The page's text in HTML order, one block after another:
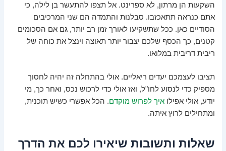
השקעות הן מרתון, לא ספרינט. אל תצפו להתעשר בן לילה, כי
אתם כנראה תתאכזבו. סבלנות והתמדה הם שני המרכיבים
הסודיים כאן. ככל שתשקיעו לאורך זמן רב יותר, גם אם הסכומים
קטנים, כך הכסף שלכם יצבור יותר תאוצה וינצל את כוחה של
ריבית דריבית במלואו.
תציבו לעצמכם יעדים ריאליים. אולי בהתחלה זה יהיה לחסוך
מספיק כדי לנסוע לחו"ל, ואז אולי כדי לרכוש נכס, ואחר כך, מי
יודע, אולי אפילואיך לפרוש מוקדם. הכל אפשרי כשיש תוכנית,
ומתחילים לרוץ איתה.
שאלות ותשובות שיאירו לכם את הדרך